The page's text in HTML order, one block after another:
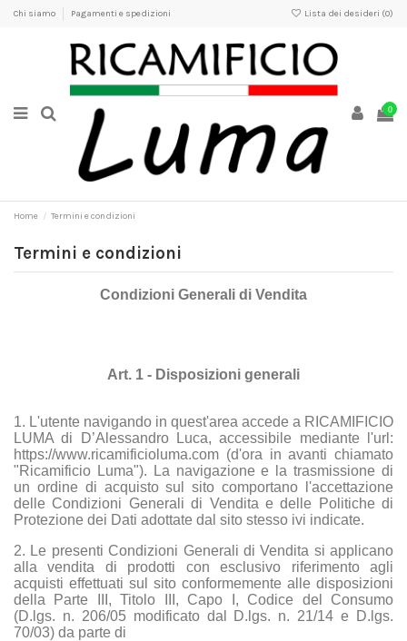
Chi siamo Pagamenti e spedizioni Lista dei desideri (0)
0
Home Termini e condizioni
Termini e condizioni
Condizioni Generali di Vendita
Art. 1 - Disposizioni generali
1. L'utente navigando in quest'area accede a RICAMIFICIO
LUMA di D’Alessandro Luca, accessibile mediante l'url:
https://www.ricamificioluma.com (d'ora in avanti chiamato
"Ricamificio Luma"). La navigazione e la trasmissione di
un ordine di acquisto sul sito comportano l'accettazione
delle Condizioni Generali di Vendita e delle Politiche di
Protezione dei Dati adottate dal sito stesso ivi indicate.
2. Le presenti Condizioni Generali di Vendita si applicano
alla vendita di prodotti con esclusivo riferimento agli
acquisti effettuati sul sito conformemente alle disposizioni
della Parte III, Titolo III, Capo I, Codice del Consumo
(D.lgs. n. 206/05 modificato dal D.lgs. n. 21/14 e D.lgs.
70/03) da parte di